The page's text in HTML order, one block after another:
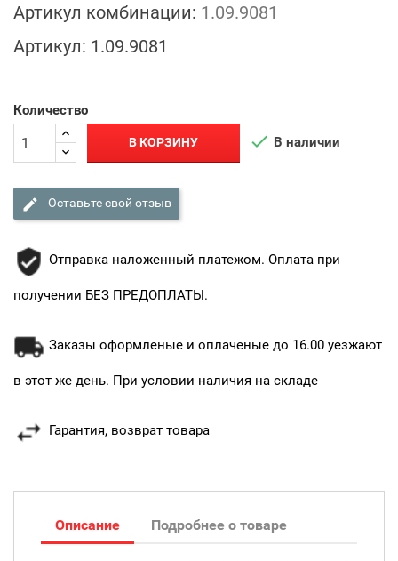
Артикул комбинации: 1.09.9081
Артикул: 1.09.9081
Количество
В КОРЗИНУ  В наличии
Оставьте свой отзыв
Отправка наложенный платежом. Оплата при
получении БЕЗ ПРЕДОПЛАТЫ.
Заказы оформленые и оплаченые до 16.00 уезжают
в этот же день. При условии наличия на складе
Гарантия, возврат товара
Описание Подробнее о товаре